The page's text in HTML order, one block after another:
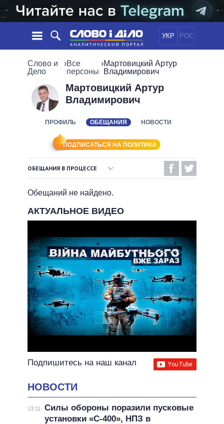
УКР РОС
НОВОСТИ
ЛЕНТА
СОБЫТИЯ
ОБЗОРЫ
ДАЙДЖЕСТЫ
ПОЛИТИКА
ЭКОНОМИКА
ОБЕЩАНИЯ
ПОЛИТИКИ
ПРЕЗИДЕНТ И ОФИС
ВЕРХОВНАЯ РАДА
КАБИНЕТ МИНИСТРОВ
ГЛАВЫ ОБЛАДМИНИСТРАЦИЙ
ИНФОГРАФИКА
ВИДЕО
ПОДДЕРЖАТЬ
СРАВНЕНИЕ ПОЛИТИКОВ
Слово и
Дело
›Все
персоны
›Мартовицкий Артур
Владимирович
Мартовицкий Артур
Владимирович
ПРОФИЛЬ ОБЕЩАНИЯ НОВОСТИ
ПОДПИСАТЬСЯ НА ПОЛИТИКА
ОБЕЩАНИЯ В ПРОЦЕССЕ
ОБЕЩАНИЯ В ПРОЦЕССЕ
ВСЕ ОБЕЩАНИЯ
АРХИВНЫЕ ОБЕЩАНИЯ
Обещаний не найдено.
АКТУАЛЬНОЕ ВИДЕО
Подпишитесь на наш канал
НОВОСТИ
13:11
Силы обороны поразили пусковые
установки «С-400», НПЗ в